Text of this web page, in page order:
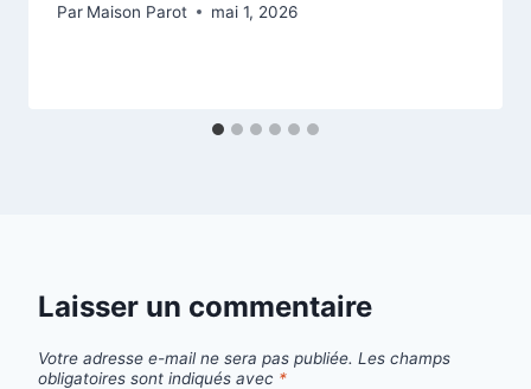
Par Maison Parot mai 1, 2026
Laisser un commentaire
Votre adresse e-mail ne sera pas publiée. Les champs
obligatoires sont indiqués avec *